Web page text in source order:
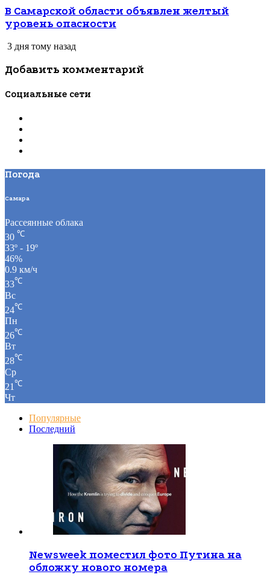
В Самарской области объявлен желтый
уровень опасности
3 дня тому назад
Добавить комментарий
Социальные сети
Погода
Самара
Рассеянные облака
30 ℃
33º - 19º
46%
0.9 км/ч
33℃
Вс
24℃
Пн
26℃
Вт
28℃
Ср
21 ℃
Чт
Популярные
Последний
Newsweek поместил фото Путина на
обложку нового номера